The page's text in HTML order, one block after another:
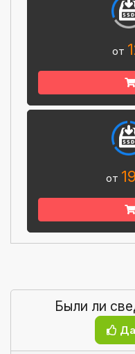
от
от
Были ли
Да